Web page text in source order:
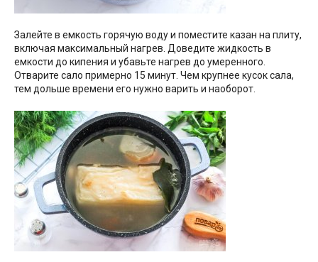
Залейте в емкость горячую воду и поместите казан на плиту,
включая максимальный нагрев. Доведите жидкость в
емкости до кипения и убавьте нагрев до умеренного.
Отварите сало примерно 15 минут. Чем крупнее кусок сала,
тем дольше времени его нужно варить и наоборот.